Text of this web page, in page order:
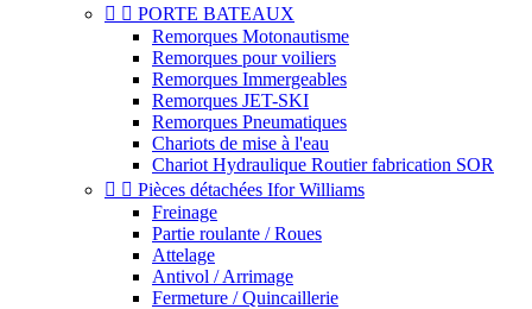
  PORTE BATEAUX
Remorques Motonautisme
Remorques pour voiliers
Remorques Immergeables
Remorques JET-SKI
Remorques Pneumatiques
Chariots de mise à l'eau
Chariot Hydraulique Routier fabrication SOR
  Pièces détachées Ifor Williams
Freinage
Partie roulante / Roues
Attelage
Antivol / Arrimage
Fermeture / Quincaillerie